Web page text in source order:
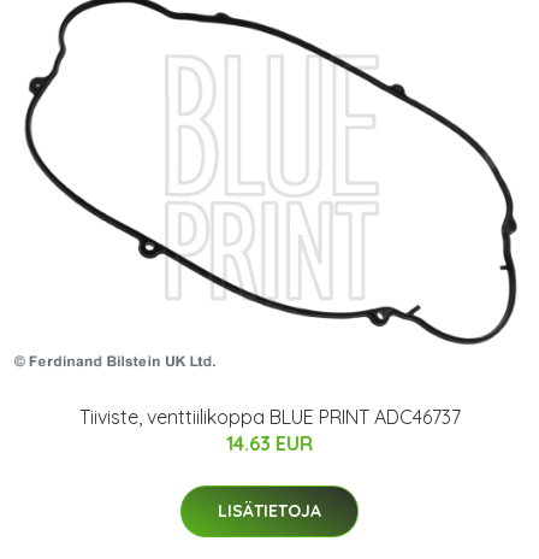
Tiiviste, venttiilikoppa BLUE PRINT ADC46737
14.63 EUR
LISÄTIETOJA